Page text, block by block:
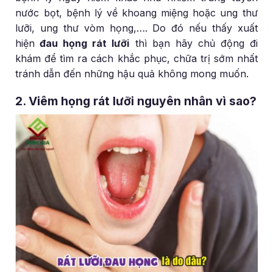
nước bọt, bệnh lý về khoang miệng hoặc ung thư
lưỡi, ung thư vòm họng,…. Do đó nếu thấy xuất
hiện đau họng rát lưỡi thì bạn hãy chủ động đi
khám để tìm ra cách khắc phục, chữa trị sớm nhất
tránh dẫn đến những hậu quả không mong muốn.
2. Viêm họng rát lưỡi nguyên nhân vì sao?